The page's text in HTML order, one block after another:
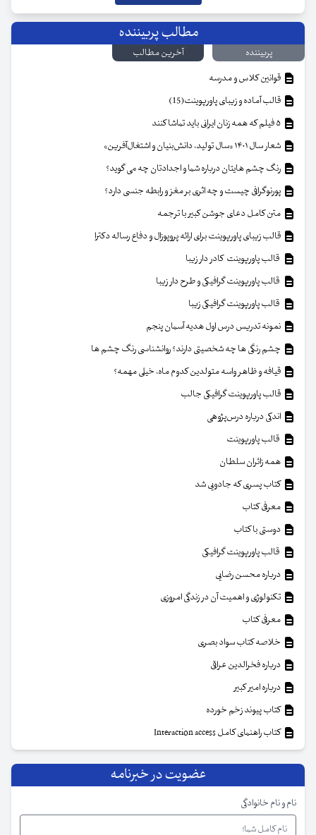
مطالب پربیننده
پربیننده
آخرین مطالب
قوانین کلاس و مدرسه
قالب آماده و زیبای پاورپوینت(15)
شعار سال ۱۴۰۱ «سال تولید، دانش‌بنیان و اشتغال‌آفرین»
رنگ چشم هایتان درباره شما و اجدادتان چه می گوید؟
پورنوگرافی چیست و چه اثری بر مغز و رابطه جنسی دارد؟
متن کامل دعای جوشن کبیر با ترجمه
قالب زیبای پاورپوینت برای ارائه پروپوزال و دفاع رساله دکترا
قالب پاورپوینت کادر دار زیبا
قالب پاورپوینت گرافیکی و طرح دار زیبا
قالب پاورپوینت گرافیکی زیبا
نمونه تدریس درس اول هدیه آسمان پنجم
چشم رنگی ها چه شخصیتی دارند؟ روانشناسی رنگ چشم ها
قیافه و ظاهر واسه متولدین کدوم ماه، خیلی مهمه؟
قالب پاورپوینت گرافیکی جالب
اندکی درباره درس‌پژوهی
قالب پاورپوینت
همه زائران سلطان
کتاب پسری که جادویی شد
معرفی کتاب
دوستی با کتاب
قالب پاورپوینت گرافیکی
درباره محسن رضایی
تکنولوژی و اهمیت آن در زندگی امروزی
معرفی کتاب
خلاصه کتاب سواد بصری
درباره فخرالدین عراقی
درباره امیر کبیر
کتاب پیوند زخم خورده
کتاب راهنمای کامل Interaction access
عضویت در خبرنامه
نام و نام خانوادگی